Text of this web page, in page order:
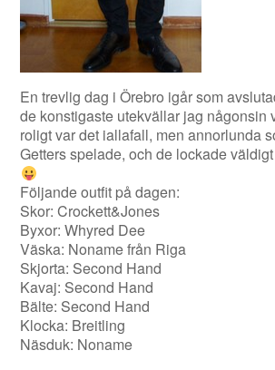
En trevlig dag i Örebro igår som
de konstigaste utekvällar jag
roligt var det iallafall, men annorlunda
Getters spelade, och de lockade
Följande outfit på dagen:
Skor: Crockett&Jones
Byxor: Whyred Dee
Väska: Noname från Riga
Skjorta: Second Hand
Kavaj: Second Hand
Bälte: Second Hand
Klocka: Breitling
Näsduk: Noname